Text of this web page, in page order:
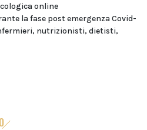
online
la fase post emergenza Covid-
nutrizionisti, dietisti,